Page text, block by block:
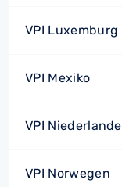
VPI Luxemburg
VPI Mexiko
VPI Niederlande
VPI Norwegen